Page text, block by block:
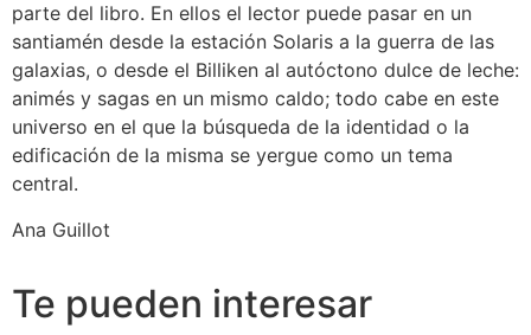
parte del libro. En ellos el lector puede pasar en un
santiamén desde la estación Solaris a la guerra de las
galaxias, o desde el Billiken al autóctono dulce de leche:
animés y sagas en un mismo caldo; todo cabe en este
universo en el que la búsqueda de la identidad o la
edificación de la misma se yergue como un tema
central.
Ana Guillot
Te pueden interesar